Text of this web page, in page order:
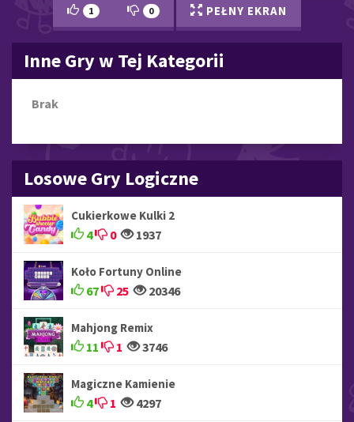
1 0 PEŁNY EKRAN
Inne Gry w Tej Kategorii
Brak
Losowe Gry Logiczne
Cukierkowe Kulki 2
4 0 1937
Koło Fortuny Online
67 25 20346
Mahjong Remix
11 1 3746
Magiczne Kamienie
4 1 4297